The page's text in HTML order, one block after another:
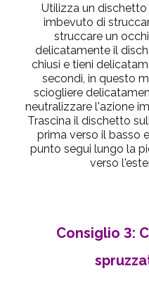
Utilizza un
imbevuto di
struccare un
delicatamente il
chiusi e tieni
secondi, in questo
sciogliere
neutralizzare l'azione
Trascina il dischetto
prima verso il basso
punto segui lungo la
verso
Consiglio 3: